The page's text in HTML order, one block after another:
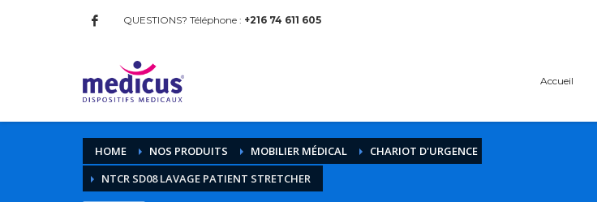
QUESTIONS? Téléphone : +216 74 611 605
Accueil
HOME NOS PRODUITS MOBILIER MÉDICAL
CHARIOT D'URGENCE
NTCR SD08 LAVAGE PATIENT STRETCHER